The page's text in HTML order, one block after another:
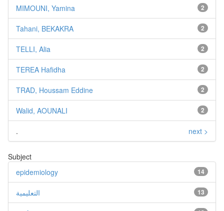
2
MIMOUNI, Yamina
2
Tahani, BEKAKRA
2
TELLI, Alia
2
TEREA Hafidha
2
TRAD, Houssam Eddine
2
Walid, AOUNALI
. next >
Subject
14
epidemiology
13 التعليمية